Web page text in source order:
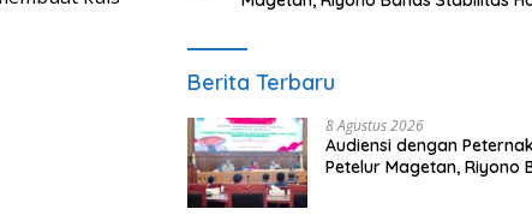
Berita Terbaru
8 Agustus 2026
Audiensi dengan Peternak
Petelur Magetan, Riyono